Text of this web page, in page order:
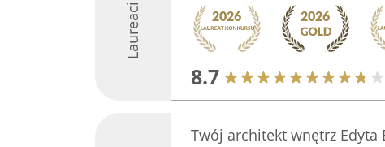
Laureaci
8.7
Twój architekt wnętrz Edyta